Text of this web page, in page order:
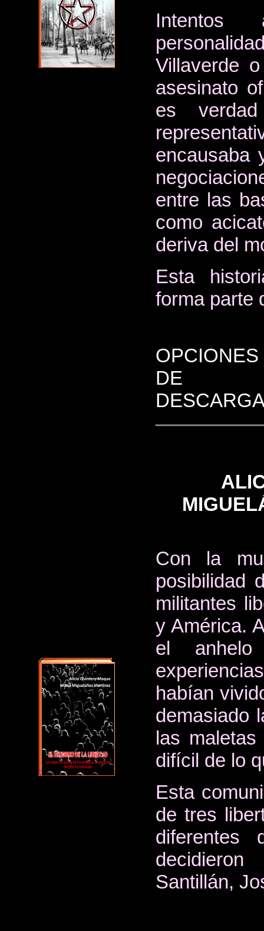
Intentos
Villaverde
asesinato
es
encausaba
entre las
como
deriva del
Esta
forma parte
OPCIONES
DE
Con la
posibilidad
militantes
y América.
el
habían
demasiado
las
difícil de lo
Esta
de tres
Santillán,